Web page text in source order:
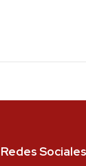
Redes Sociales